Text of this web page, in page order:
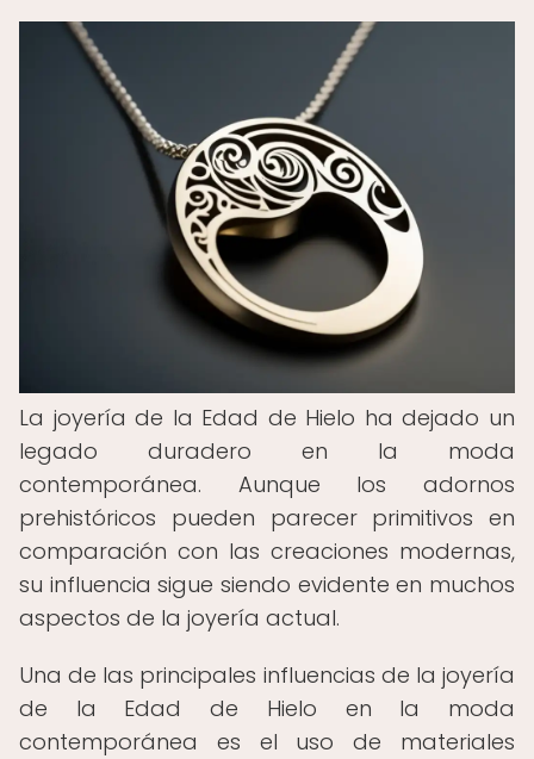
La joyería de la Edad de Hielo ha dejado un
legado duradero en la moda
contemporánea. Aunque los adornos
prehistóricos pueden parecer primitivos en
comparación con las creaciones modernas,
su influencia sigue siendo evidente en muchos
aspectos de la joyería actual.
Una de las principales influencias de la joyería
de la Edad de Hielo en la moda
contemporánea es el uso de materiales